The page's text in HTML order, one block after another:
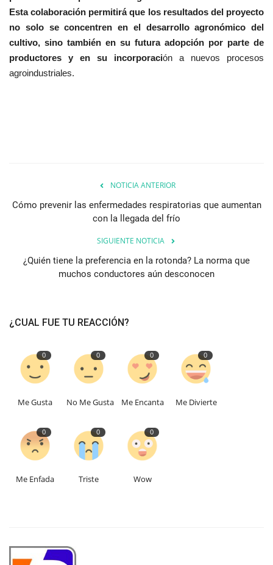
Esta colaboración permitirá que los resultados del proyecto
no solo se concentren en el desarrollo agronómico del
cultivo, sino también en su futura adopción por parte de
productores y en su incorporación a nuevos procesos
agroindustriales.
NOTICIA ANTERIOR
Cómo prevenir las enfermedades respiratorias que aumentan
con la llegada del frío
SIGUIENTE NOTICIA
¿Quién tiene la preferencia en la rotonda? La norma que
muchos conductores aún desconocen
¿CUAL FUE TU REACCIÓN?
0
Me Gusta
0
No Me Gusta
0
Me Encanta
0
Me Divierte
0
Me Enfada
0
Triste
0
Wow